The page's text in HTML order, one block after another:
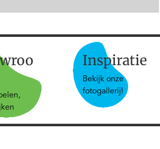
Inspiratie
Bekijk onze
fotogallerij!